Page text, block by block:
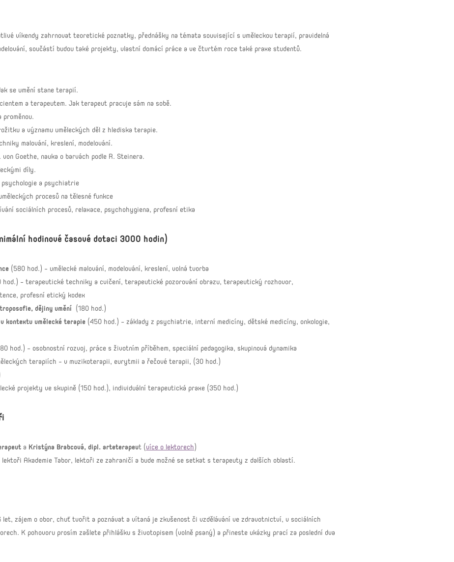
víkendy zahrnovat teoretické poznatky, přednášky na témata související s uměleckou terapií, pravidelná
součástí budou také projekty, vlastní domácí práce a ve čtvrtém roce také praxe studentů.
se umění stane terapií.
a terapeutem. Jak terapeut pracuje sám na sobě.
a významu uměleckých děl z hlediska terapie.
malování, kreslení, modelování.
von Goethe, nauka o barvách podle R. Steinera.
díly.
psychologie a psychiatrie
procesů na tělesné funkce
sociálních procesů, relaxace, psychohygiena, profesní etika
hodinové časové dotaci 3000 hodin)
(580 hod.) – umělecké malování, modelování, kreslení, volná tvorba
hod.) – terapeutické techniky a cvičení, terapeutické pozorování obrazu, terapeutický rozhovor,
profesní etický kodex
dějiny umění (180 hod.)
kontextu umělecké terapie (450 hod.) - základy z psychiatrie, interní medicíny, dětské medicíny, onkologie,
hod.) – osobnostní rozvoj, práce s životním příběhem, speciální pedagogika, skupinová dynamika
terapiích - v muzikoterapii, eurytmii a řečové terapii, (30 hod.)
projekty ve skupině (150 hod.), individuální terapeutická praxe (350 hod.)
a Kristýna Brabcová, dipl. arteterapeut (více o lektorech)
lektoři Akademie Tabor, lektoři ze zahraničí a bude možné se setkat s terapeuty z dalších oblastí.
let, zájem o obor, chuť tvořit a poznávat a vítaná je zkušenost či vzdělávání ve zdravotnictví, v sociálních
K pohovoru prosím zašlete přihlášku s životopisem (volně psaný) a přineste ukázky prací za poslední dva